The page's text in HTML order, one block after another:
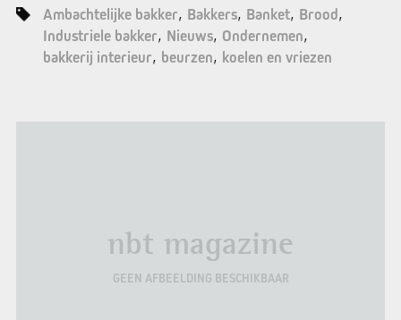
Ambachtelijke bakker Bakkers Banket Brood
Industriele bakker Nieuws Ondernemen
bakkerij interieur beurzen koelen en vriezen
nbt magazine
GEEN AFBEELDING BESCHIKBAAR